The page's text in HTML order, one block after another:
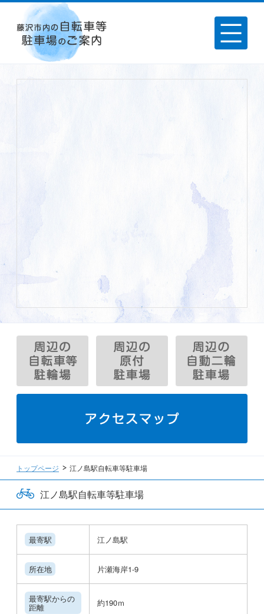
トップページ 江ノ島駅自転車等駐車場
江ノ島駅自転車等駐車場
最寄駅 江ノ島駅
所在地 片瀬海岸1-9
最寄駅からの
距離 約190ｍ